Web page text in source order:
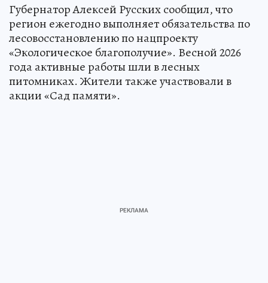
Губернатор Алексей Русских сообщил, что
регион ежегодно выполняет обязательства по
лесовосстановлению по нацпроекту
«Экологическое благополучие». Весной 2026
года активные работы шли в лесных
питомниках. Жители также участвовали в
акции «Сад памяти».